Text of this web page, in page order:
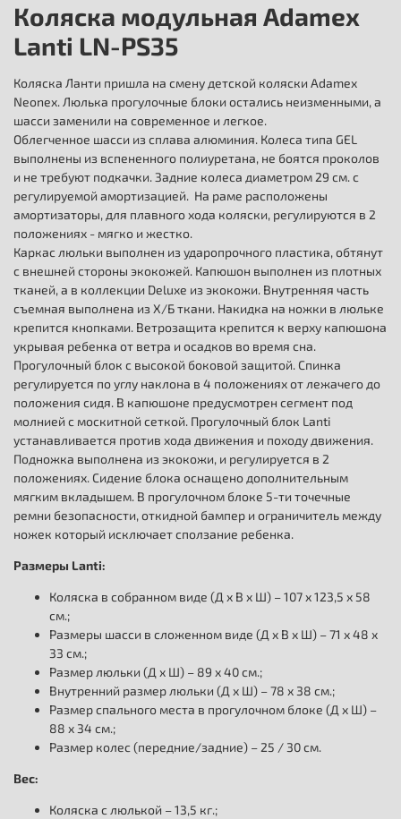
Коляска модульная Adamex
Lanti LN-PS35
Коляска Ланти пришла на смену детской коляски Adamex
Neonex. Люлька прогулочные блоки остались неизменными, а
шасси заменили на современное и легкое.
Облегченное шасси из сплава алюминия. Колеса типа GEL
выполнены из вспененного полиуретана, не боятся проколов
и не требуют подкачки. Задние колеса диаметром 29 см. с
регулируемой амортизацией. На раме расположены
амортизаторы, для плавного хода коляски, регулируются в 2
положениях - мягко и жестко.
Каркас люльки выполнен из ударопрочного пластика, обтянут
с внешней стороны экокожей. Капюшон выполнен из плотных
тканей, а в коллекции Deluxe из экокожи. Внутренняя часть
съемная выполнена из Х/Б ткани. Накидка на ножки в люльке
крепится кнопками. Ветрозащита крепится к верху капюшона
укрывая ребенка от ветра и осадков во время сна.
Прогулочный блок с высокой боковой защитой. Спинка
регулируется по углу наклона в 4 положениях от лежачего до
положения сидя. В капюшоне предусмотрен сегмент под
молнией с москитной сеткой. Прогулочный блок Lanti
устанавливается против хода движения и походу движения.
Подножка выполнена из экокожи, и регулируется в 2
положениях. Сидение блока оснащено дополнительным
мягким вкладышем. В прогулочном блоке 5-ти точечные
ремни безопасности, откидной бампер и ограничитель между
ножек который исключает сползание ребенка.
Размеры Lanti:
Коляска в собранном виде (Д х В х Ш) – 107 х 123,5 х 58
см.;
Размеры шасси в сложенном виде (Д х В х Ш) – 71 х 48 х
33 см.;
Размер люльки (Д х Ш) – 89 х 40 см.;
Внутренний размер люльки (Д х Ш) – 78 х 38 см.;
Размер спального места в прогулочном блоке (Д х Ш) –
88 х 34 см.;
Размер колес (передние/задние) – 25 / 30 см.
Вес:
Коляска с люлькой – 13,5 кг.;